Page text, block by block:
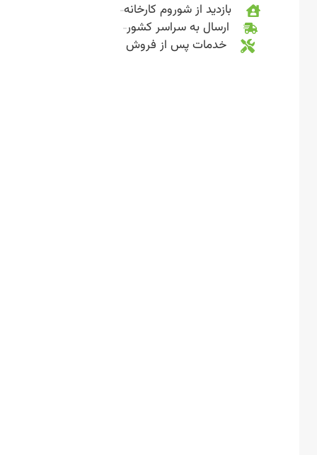
بازدید از شوروم کارخانه
ارسال به سراسر کشور
خدمات پس از فروش